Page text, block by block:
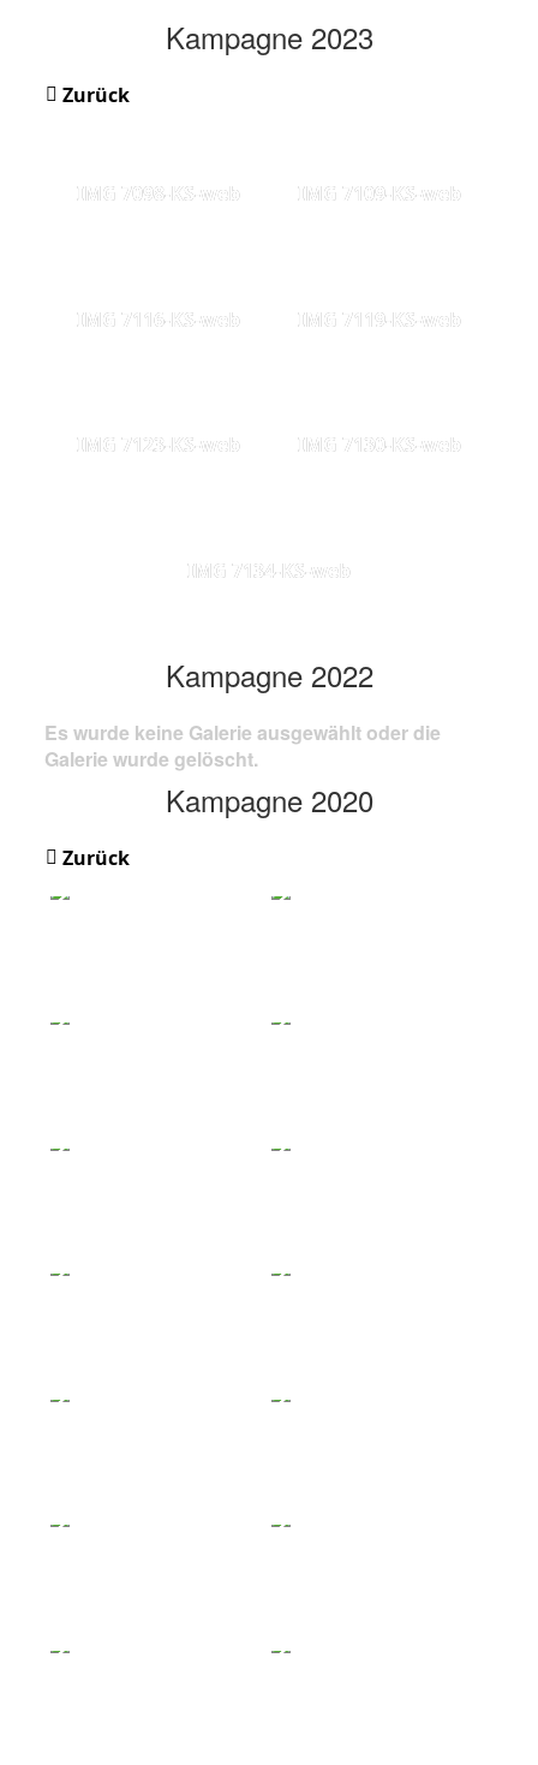
Kampagne 2023
Zurück
IMG 7098-KS-web IMG 7109-KS-web
IMG 7116-KS-web IMG 7119-KS-web
IMG 7123-KS-web IMG 7130-KS-web
IMG 7134-KS-web
Kampagne 2022
Es wurde keine Galerie ausgewählt oder die
Galerie wurde gelöscht.
Kampagne 2020
Zurück